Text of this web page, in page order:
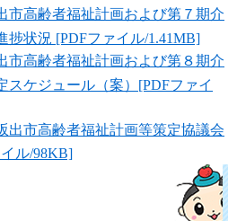
高齢者福祉計画および第７期介
捗状況 [PDFファイル/1.41MB]
高齢者福祉計画および第８期介
スケジュール（案）[PDFファイ
市高齢者福祉計画等策定協議会
ル/98KB]